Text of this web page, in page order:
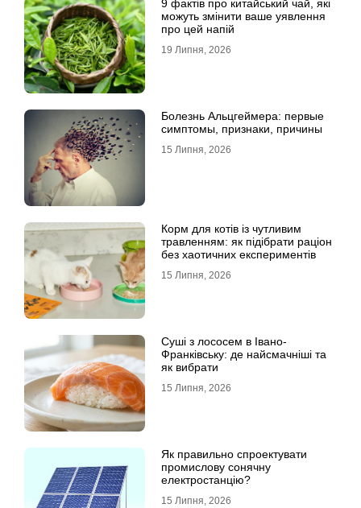
9 фактів про китайський чай, які
можуть змінити ваше уявлення
про цей напій
19 Липня, 2026
Болезнь Альцгеймера: первые
симптомы, признаки, причины
15 Липня, 2026
Корм для котів із чутливим
травленням: як підібрати раціон
без хаотичних експериментів
15 Липня, 2026
Суші з лососем в Івано-
Франківську: де найсмачніші та
як вибрати
15 Липня, 2026
Як правильно спроектувати
промислову сонячну
електростанцію?
15 Липня, 2026